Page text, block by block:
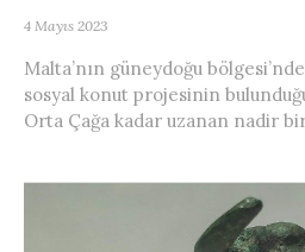
4 Mayıs 2023
Malta’nın güneydoğu
sosyal konut projesinin
Orta Çağa kadar uzanan nadir